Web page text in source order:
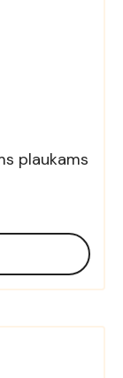
plaukams